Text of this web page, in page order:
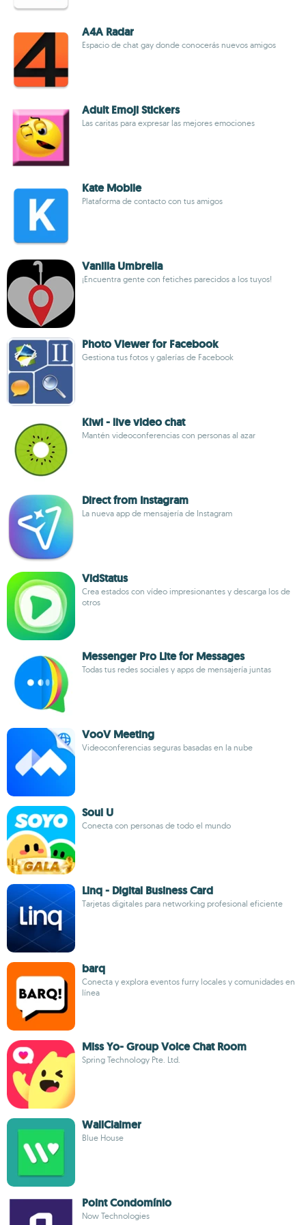
A4A Radar
Espacio de chat gay donde conocerás nuevos amigos
Adult Emoji Stickers
Las caritas para expresar las mejores emociones
Kate Mobile
Plataforma de contacto con tus amigos
Vanilla Umbrella
¡Encuentra gente con fetiches parecidos a los tuyos!
Photo Viewer for Facebook
Gestiona tus fotos y galerías de Facebook
Kiwi - live video chat
Mantén videoconferencias con personas al azar
Direct from Instagram
La nueva app de mensajería de Instagram
VidStatus
Crea estados con vídeo impresionantes y descarga los de
otros
Messenger Pro Lite for Messages
Todas tus redes sociales y apps de mensajería juntas
VooV Meeting
Videoconferencias seguras basadas en la nube
Soul U
Conecta con personas de todo el mundo
Linq - Digital Business Card
Tarjetas digitales para networking profesional eficiente
barq
Conecta y explora eventos furry locales y comunidades en
línea
Miss Yo- Group Voice Chat Room
Spring Technology Pte. Ltd.
WallClaimer
Blue House
Point Condomínio
Now Technologies